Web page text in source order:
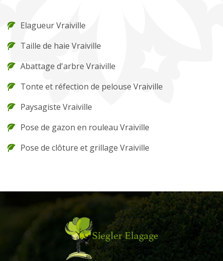
Elagueur Vraiville
Taille de haie Vraiville
Abattage d'arbre Vraiville
Tonte et réfection de pelouse Vraiville
Paysagiste Vraiville
Pose de gazon en rouleau Vraiville
Pose de clôture et grillage Vraiville